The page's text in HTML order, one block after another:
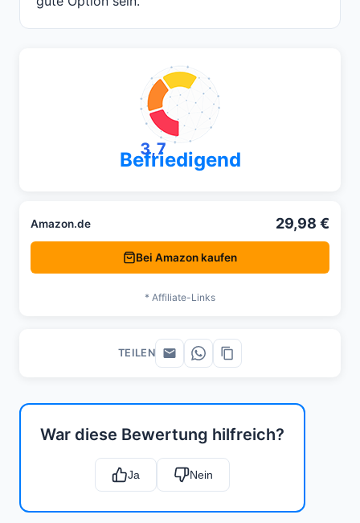
War diese Bewertung hilfreich?
Ja Nein
3,7
Befriedigend
Amazon.de 29,98 €
Bei Amazon kaufen
* Affiliate-Links
TEILEN